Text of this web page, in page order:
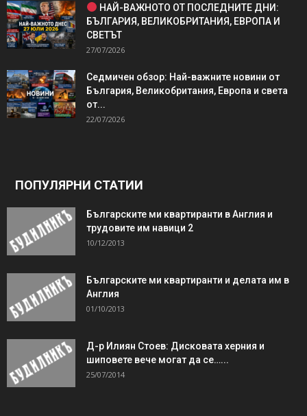
НАЙ-ВАЖНОТО ОТ ПОСЛЕДНИТЕ ДНИ:
БЪЛГАРИЯ, ВЕЛИКОБРИТАНИЯ, ЕВРОПА И
СВЕТЪТ
27/07/2026
Седмичен обзор: Най-важните новини от
България, Великобритания, Европа и света
от...
22/07/2026
ПОПУЛЯРНИ СТАТИИ
Българските ми квартиранти в Англия и
трудовите им навици 2
10/12/2013
Българските ми квартиранти и делата им в
Англия
01/10/2013
Д-р Илиян Стоев: Дисковата херния и
шиповете вече могат да се…...
25/07/2014